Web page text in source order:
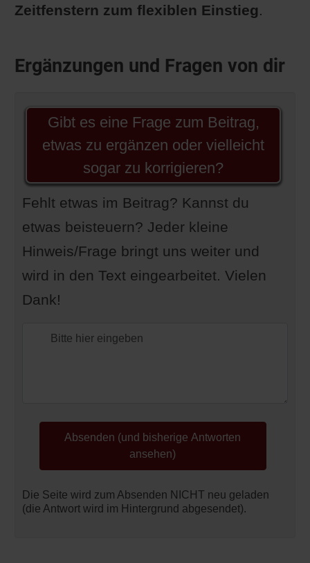
Zeitfenstern zum flexiblen Einstieg.
Ergänzungen und Fragen von dir
Gibt es eine Frage zum Beitrag,
etwas zu ergänzen oder vielleicht
sogar zu korrigieren?
Fehlt etwas im Beitrag? Kannst du
etwas beisteuern? Jeder kleine
Hinweis/Frage bringt uns weiter und
wird in den Text eingearbeitet. Vielen
Dank!
Die Seite wird zum Absenden NICHT neu geladen
(die Antwort wird im Hintergrund abgesendet).